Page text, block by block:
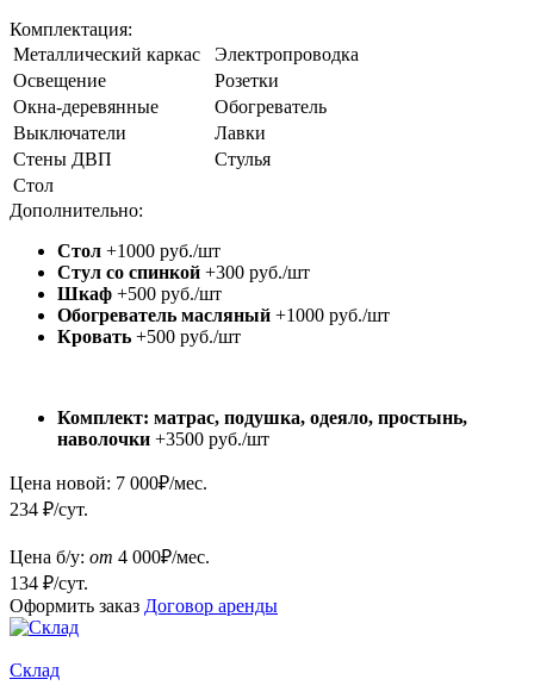
Комплектация:
Металлический каркас
Электропроводка
Освещение
Розетки
Окна-деревянные
Обогреватель
Выключатели
Лавки
Стены ДВП
Стулья
Стол
Дополнительно:
Стол +1000 руб./шт
Стул со спинкой +300 руб./шт
Шкаф +500 руб./шт
Обогреватель масляный +1000 руб./шт
Кровать +500 руб./шт
Комплект: матрас, подушка, одеяло, простынь,
наволочки +3500 руб./шт
Цена новой: 7 000₽/мес.
234 ₽/сут.
Цена б/у: от 4 000₽/мес.
134 ₽/сут.
Оформить заказ Договор аренды
Склад